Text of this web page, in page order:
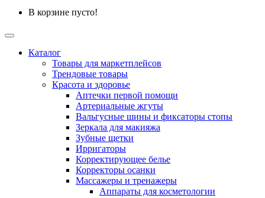
В корзине пусто!
Каталог
Товары для маркетплейсов
Трендовые товары
Красота и здоровье
Аптечки первой помощи
Артериальные жгуты
Вальгусные шины и фиксаторы стопы
Зеркала для макияжа
Зубные щетки
Ирригаторы
Корректирующее белье
Корректоры осанки
Массажеры и тренажеры
Аппараты для косметологии